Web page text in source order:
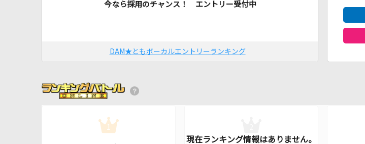
今なら採用のチャンス！ エントリー受付中
DAM★ともボーカルエントリーランキング
1